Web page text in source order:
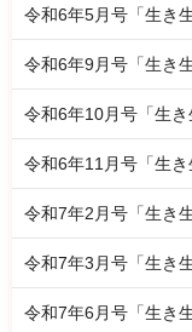
令和6年5月号「生き
令和6年9月号「生き
令和6年10月号「生き
令和6年11月号「生き
令和7年2月号「生き
令和7年3月号「生き
令和7年6月号「生き